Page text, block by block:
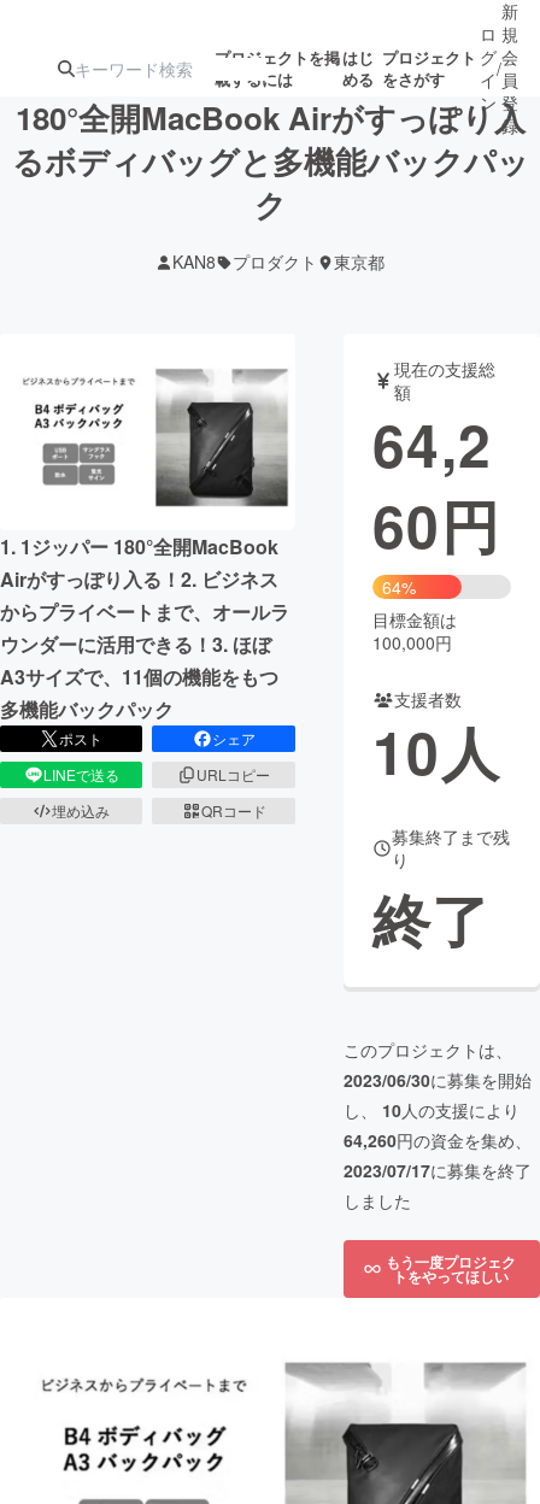
プロジェクトを掲
載するには
はじ
める
プロジェクト
をさがす
注目の新着プロ
テクノロジー・ガジェット
映像・映画 書籍・雑誌
チャレンジ
まちづくり・地域活性化
CAMPFIRE for Social Good
CAMPFIRE Creation
CAMPFIREふるさと納税
コミュニティ
ロ
グ
イ
ン
/
新
規
会
員
登
録
180°全開MacBook Airがすっぽり入
るボディバッグと多機能バックパッ
ク
KAN8 プロダクト 東京都
1. 1ジッパー 180°全開MacBook
Airがすっぽり入る！2. ビジネス
からプライベートまで、オールラ
ウンダーに活用できる！3. ほぼ
A3サイズで、11個の機能をもつ
多機能バックパック
ポスト
シェア
LINEで送る
URLコピー
埋め込み
QRコード
現在の支援総
額
64,2
60円
64%
目標金額は
100,000円
支援者数
10人
募集終了まで残
り
終了
このプロジェクトは、
2023/06/30に募集を開始
し、 10人の支援により
64,260円の資金を集め、
2023/07/17に募集を終了
しました
もう一度プロジェク
トをやってほしい